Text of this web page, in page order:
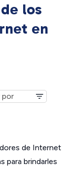
los
en
de Internet
para brindarles